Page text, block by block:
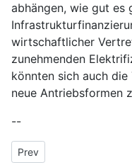
abhängen, wie gut es
wirtschaftlicher
zunehmenden
könnten sich auch
neue Antriebsformen
--
Previous article:
Prev